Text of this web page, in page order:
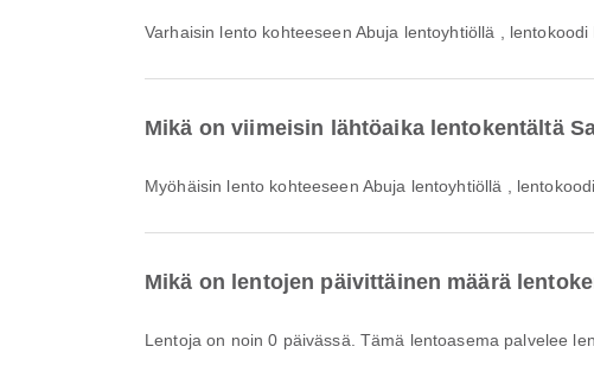
Varhaisin lento kohteeseen Abuja lentoyhtiöllä ,
Mikä on viimeisin lähtöaika lentokentältä
Myöhäisin lento kohteeseen Abuja lentoyhtiöllä ,
Mikä on lentojen päivittäinen määrä
Lentoja on noin 0 päivässä. Tämä lentoasema palvelee